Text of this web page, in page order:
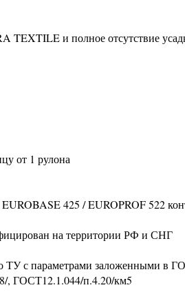
TEXTILE и полное отсутствие
от 1 рулона
425 / EUROPROF 522
на территории РФ и СНГ
ТУ с параметрами заложенными в
, ГОСТ12.1.044/п.4.20/км5